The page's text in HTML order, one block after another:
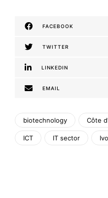
FACEBOOK
TWITTER
LINKEDIN
EMAIL
biotechnology Côte
ICT IT sector